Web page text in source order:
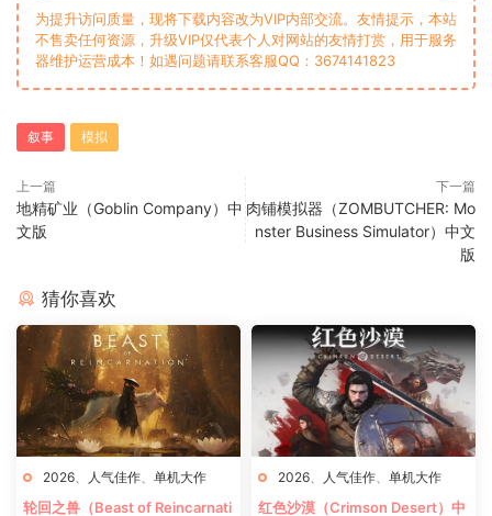
为提升访问质量，现将下载内容改为VIP内部交流。友情提示，本站
不售卖任何资源，升级VIP仅代表个人对网站的友情打赏，用于服务
器维护运营成本！如遇问题请联系客服QQ：3674141823
叙事 模拟
上一篇
地精矿业（Goblin Company）中
文版
下一篇
肉铺模拟器（ZOMBUTCHER: Mo
nster Business Simulator）中文
版
猜你喜欢
2026 人气佳作 单机大作
轮回之兽（Beast of Reincarnati
2026 人气佳作 单机大作
红色沙漠（Crimson Desert）中